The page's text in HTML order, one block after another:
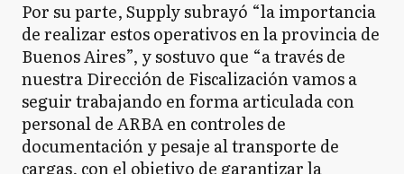
Por su parte, Supply subrayó “la importancia
de realizar estos operativos en la provincia de
Buenos Aires”, y sostuvo que “a través de
nuestra Dirección de Fiscalización vamos a
seguir trabajando en forma articulada con
personal de ARBA en controles de
documentación y pesaje al transporte de
cargas, con el objetivo de garantizar la